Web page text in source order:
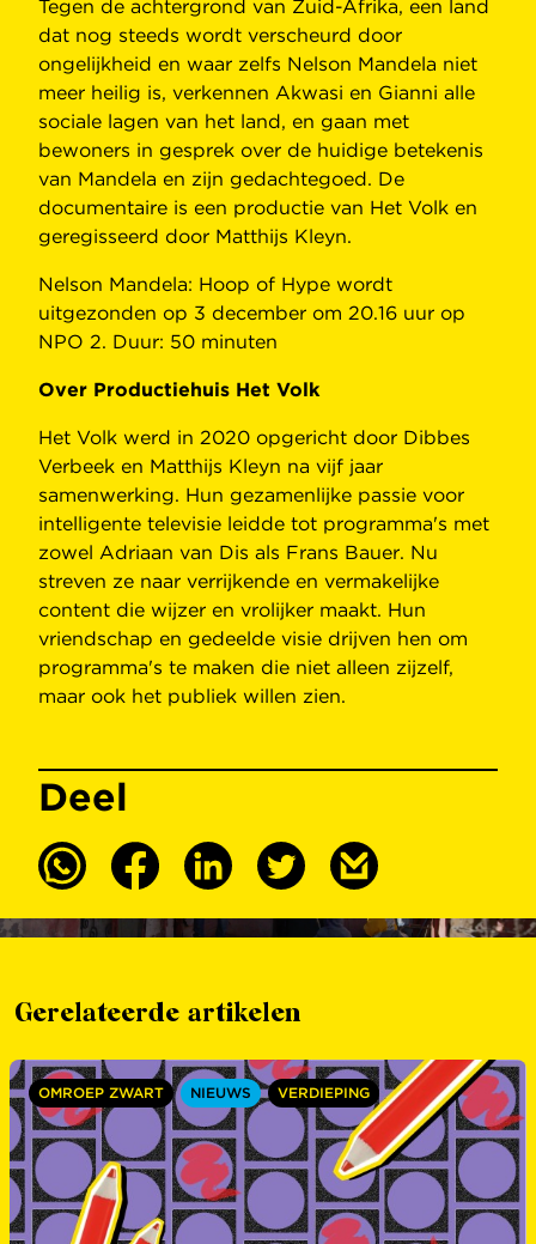
Tegen de achtergrond van Zuid-Afrika, een land
dat nog steeds wordt verscheurd door
ongelijkheid en waar zelfs Nelson Mandela niet
meer heilig is, verkennen Akwasi en Gianni alle
sociale lagen van het land, en gaan met
bewoners in gesprek over de huidige betekenis
van Mandela en zijn gedachtegoed. De
documentaire is een productie van Het Volk en
geregisseerd door Matthijs Kleyn.
Nelson Mandela: Hoop of Hype wordt
uitgezonden op 3 december om 20.16 uur op
NPO 2. Duur: 50 minuten
Over Productiehuis Het Volk
Het Volk werd in 2020 opgericht door Dibbes
Verbeek en Matthijs Kleyn na vijf jaar
samenwerking. Hun gezamenlijke passie voor
intelligente televisie leidde tot programma's met
zowel Adriaan van Dis als Frans Bauer. Nu
streven ze naar verrijkende en vermakelijke
content die wijzer en vrolijker maakt. Hun
vriendschap en gedeelde visie drijven hen om
programma's te maken die niet alleen zijzelf,
maar ook het publiek willen zien.
Deel
Gerelateerde artikelen
OMROEP ZWART NIEUWS VERDIEPING